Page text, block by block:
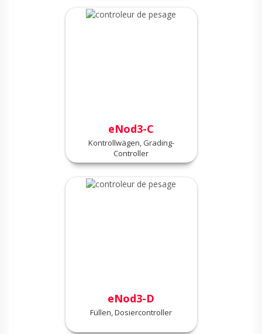
eNod3-C
Kontrollwägen, Grading-
Controller
eNod3-D
Füllen, Dosiercontroller